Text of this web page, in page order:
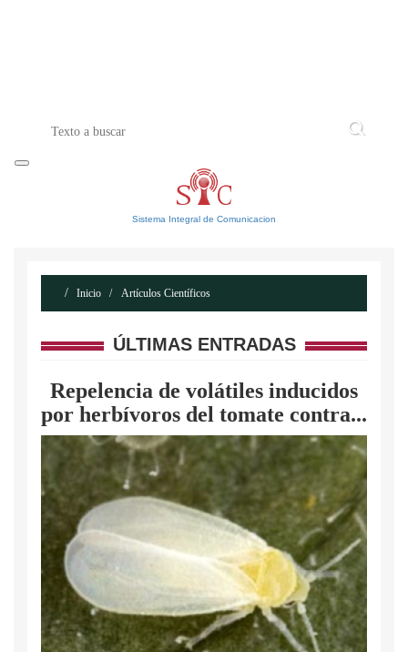
Sistema Integral de Comunicacion
Inicio Artículos Científicos
ÚLTIMAS ENTRADAS
Repelencia de volátiles inducidos
por herbívoros del tomate contra...